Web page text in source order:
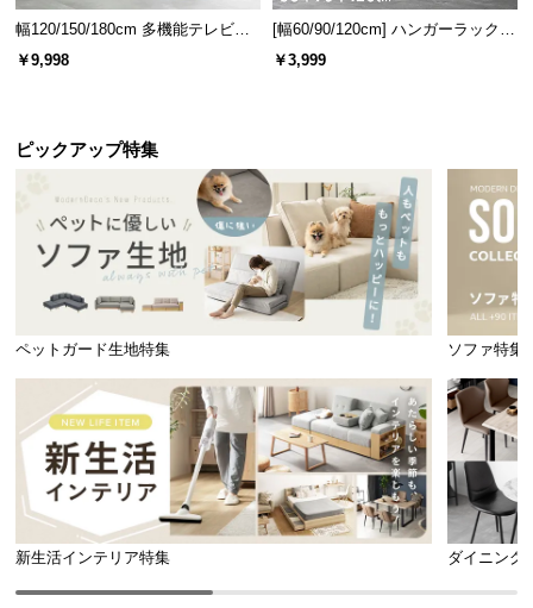
幅120/150/180cm 多機能テレビボ
ード 木目/石目調 オープン収納・
￥9,998
[幅60/90/120cm] ハンガーラック
スチール 4段階高さ調節 サイドフ
￥3,999
ピックアップ特集
ペットガード生地特集 ソファ特集
新生活インテリア特集 ダイニング